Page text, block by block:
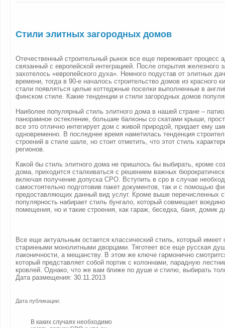
Стили элитных загородных домов
Отечественный строительный рынок все еще переживает процесс
связанный с европейской интеграцией. После открытия железного
захотелось «европейского духа». Немного подустав от элитных
времени, тогда в 90-е началось строительство домов из красного
стали появляться целые коттеджные поселки выполненные в
финском стиле. Какие тенденции и стили загородных домов
Наиболее популярный стиль элитного дома в нашей стране –
панорамное остекление, большие балконы со скатами крыши,
все это отлично интегирует дом с живой природой, придает ему
одновременно. В последнее время наметилась тенденция
строений в стиле шале, но стоит отметить, что этот стиль
регионов.
Какой бы стиль элитного дома не пришлось бы выбирать, кроме
дома, приходится сталкиваться с решением важных
включая получение допуска СРО. Вступить в сро в случае
самостоятельно подготовив пакет документов, так и с помощью
предоставляющих данный вид услуг. Кроме выше перечисленных
популярность набирает стиль бунгало, который совмещает
помещения, но и такие строения, как гараж, беседка, баня, домик
Все еще актуальным остается классический стиль, который имеет
старинными монолитными дворцами. Тяготеет все еще русская
лаконичности, а мещанству. В этом же ключе гармонично
который представляет собой портик с колоннами, парадную
кровлей. Однако, что же вам ближе по душе и стилю, выбирать
Дата размещения: 30.11.2013
Дата публикации:
В каких случаях необходимо